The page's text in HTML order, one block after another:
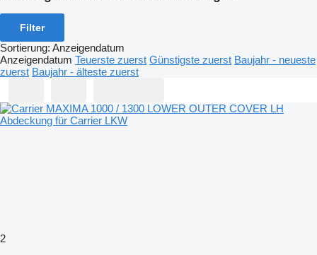
Filter
Sortierung: Anzeigendatum
Anzeigendatum Teuerste zuerst Günstigste zuerst Baujahr - neueste
zuerst Baujahr - älteste zuerst
2